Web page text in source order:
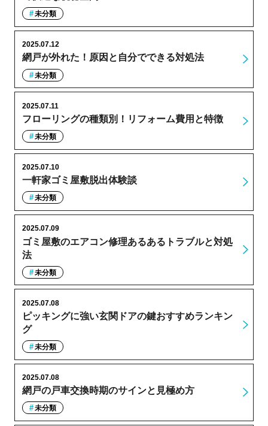
未分類
網戸が外れた！原因と自分でできる対処法
2025.07.12
未分類
フローリングの種類別！リフォーム費用と特徴
2025.07.11
未分類
一軒家ゴミ屋敷脱出体験談
2025.07.10
未分類
ゴミ屋敷のエアコン修理あるあるトラブルと対処
法
2025.07.09
未分類
ピッキングに強い玄関ドアの鍵おすすめランキン
グ
2025.07.08
未分類
網戸の戸車交換時期のサインと見極め方
2025.07.08
未分類